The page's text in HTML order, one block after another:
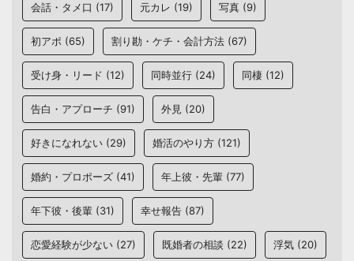
会話・タメ口 (17) 元カレ (19) 写真 (9)
初アポ (65) 割り勘・ケチ・会計方法 (67)
受け身・リード (12) 同時並行 (24) 同棲 (12)
告白・アプローチ (91) 外見 (20)
好きになれない (29) 婚活のやり方 (121)
婚約・プロポーズ (41) 年上彼・先輩 (77)
年下彼・後輩 (31) 幸せ報告 (87)
恋愛経験が少ない (27) 既婚者の相談 (22) 浮気 (20)